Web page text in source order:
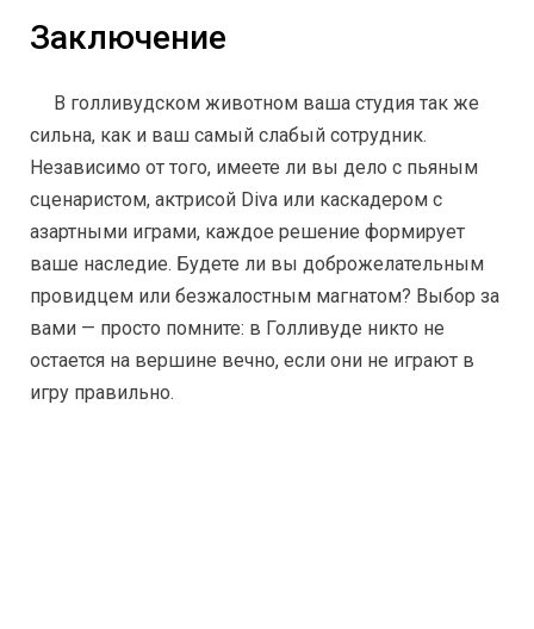
Заключение
В голливудском животном ваша студия так же
сильна, как и ваш самый слабый сотрудник.
Независимо от того, имеете ли вы дело с пьяным
сценаристом, актрисой Diva или каскадером с
азартными играми, каждое решение формирует
ваше наследие. Будете ли вы доброжелательным
провидцем или безжалостным магнатом? Выбор за
вами — просто помните: в Голливуде никто не
остается на вершине вечно, если они не играют в
игру правильно.